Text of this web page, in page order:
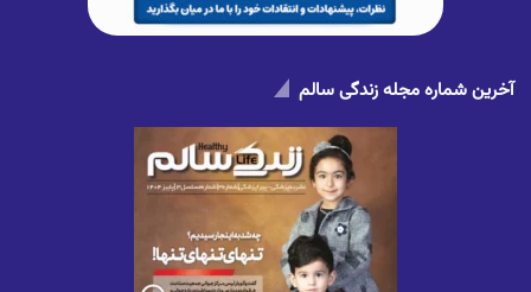
آخرین شماره مجله زندگی سالم